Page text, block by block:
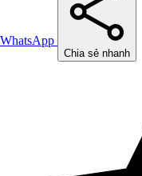
WhatsApp
Chia sẻ nhanh